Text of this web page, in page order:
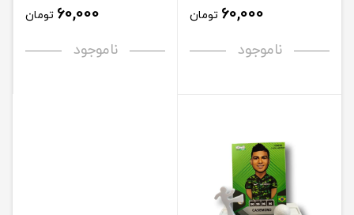
60,000 تومان
ناموجود
60,000 تومان
ناموجود